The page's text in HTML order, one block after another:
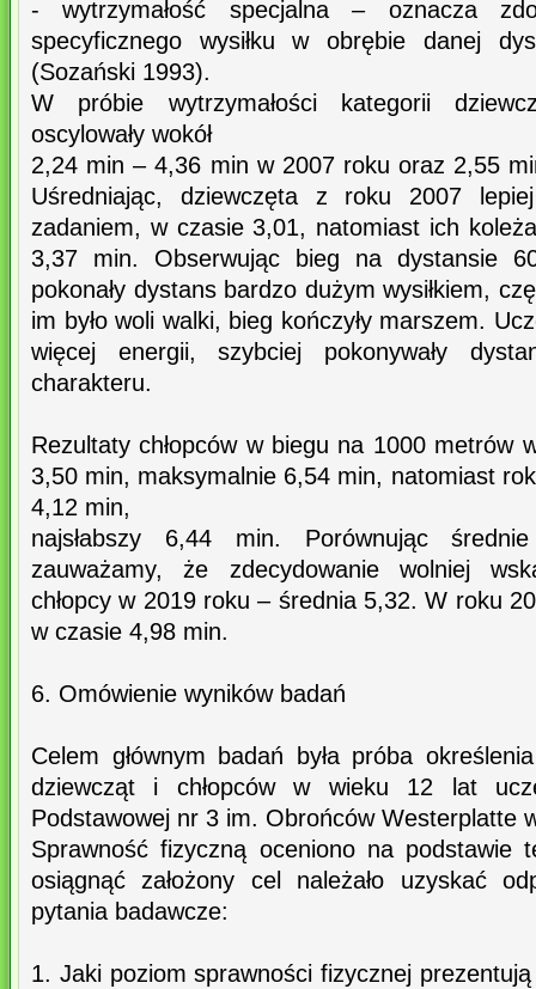
- wytrzymałość specjalna – oznacza
specyficznego wysiłku w obrębie danej
(Sozański 1993).
W próbie wytrzymałości kategorii
oscylowały wokół
2,24 min – 4,36 min w 2007 roku oraz 2,55
Uśredniając, dziewczęta z roku 2007
zadaniem, w czasie 3,01, natomiast ich
3,37 min. Obserwując bieg na dystansie
pokonały dystans bardzo dużym wysiłkiem,
im było woli walki, bieg kończyły marszem.
więcej energii, szybciej pokonywały
charakteru.
Rezultaty chłopców w biegu na 1000 metrów
3,50 min, maksymalnie 6,54 min, natomiast
4,12 min,
najsłabszy 6,44 min. Porównując
zauważamy, że zdecydowanie wolniej
chłopcy w 2019 roku – średnia 5,32. W roku
w czasie 4,98 min.
6. Omówienie wyników badań
Celem głównym badań była próba
dziewcząt i chłopców w wieku 12 lat
Podstawowej nr 3 im. Obrońców Westerplatte
Sprawność fizyczną oceniono na podstawie
osiągnąć założony cel należało uzyskać
pytania badawcze:
1. Jaki poziom sprawności fizycznej